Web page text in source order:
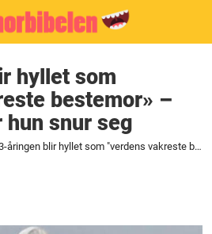
hyllet som
bestemor» –
hun snur seg
63-åringen blir hyllet som "verdens vakreste bestemor" - men se nå når hun snur seg